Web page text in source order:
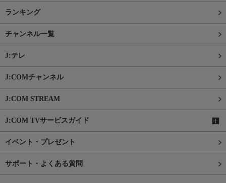
ランキング
チャンネル一覧
J:テレ
J:COMチャンネル
J:COM STREAM
J:COM TVサービスガイド
イベント・プレゼント
サポート・よくある質問